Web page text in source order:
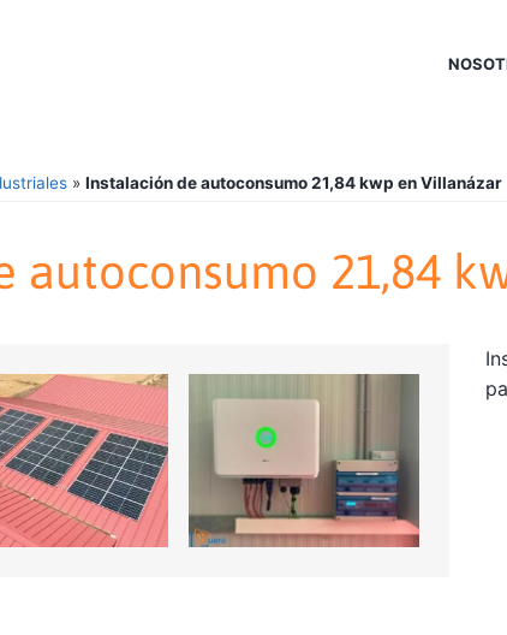
» Instalación de autoconsumo 21,84 kwp en Villanázar
autoconsumo 21,84